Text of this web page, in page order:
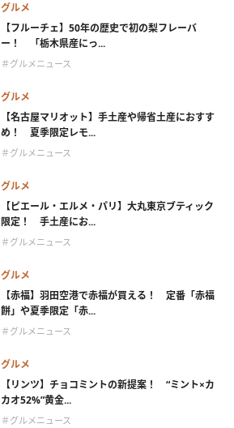
グルメ
【フルーチェ】50年の歴史で初の梨フレーバ
ー！ 「栃木県産にっ...
＃グルメニュース
グルメ
【名古屋マリオット】手土産や帰省土産におすす
め！ 夏季限定レモ...
＃グルメニュース
グルメ
【ピエール・エルメ・パリ】大丸東京ブティック
限定！ 手土産にお...
＃グルメニュース
グルメ
【赤福】羽田空港で赤福が買える！ 定番「赤福
餅」や夏季限定「赤...
＃グルメニュース
グルメ
【リンツ】チョコミントの新提案！ “ミント×カ
カオ52%”黄金...
＃グルメニュース